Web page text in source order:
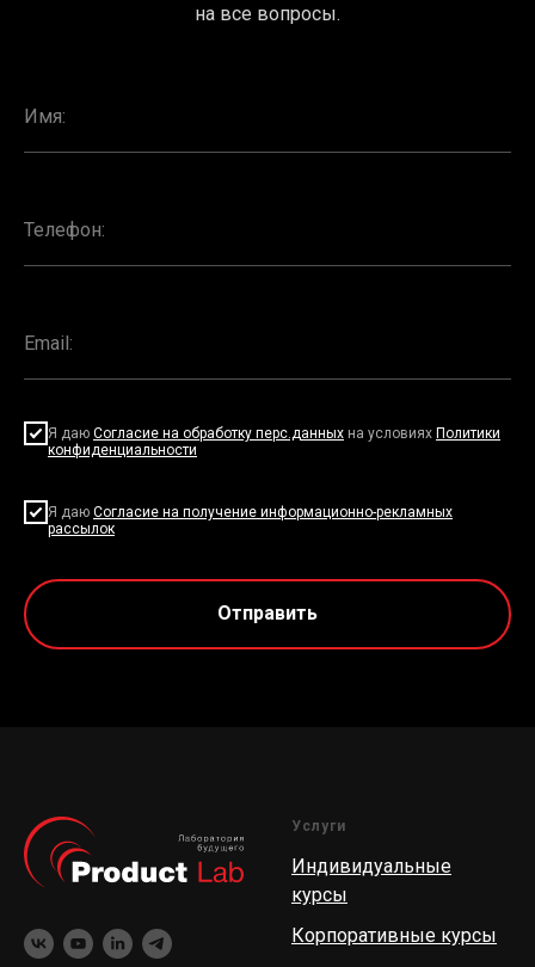
на все вопросы.
Я даю Согласие на обработку перс.данных на условиях Политики
конфиденциальности
Я даю Согласие на получение информационно-рекламных
рассылок
Отправить
Услуги
Индивидуальные
курсы
Корпоративные курсы